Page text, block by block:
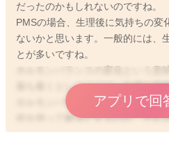
だったのかもしれないのですね。
PMSの場合、生理後に気持ちの変
ないかと思います。一般的には、
とが多いですね。
ホルモンバランスの変化という意
落ち着くというよりは、生理の再
ホルモンバランスになっているこ
何を持って解決とするのか、それ
問題ですが、婦人科で受診された
アプリで回